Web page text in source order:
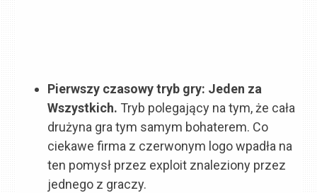
Pierwszy czasowy tryb gry: Jeden za
Wszystkich. Tryb polegający na tym, że cała
drużyna gra tym samym bohaterem. Co
ciekawe firma z czerwonym logo wpadła na
ten pomysł przez exploit znaleziony przez
jednego z graczy.